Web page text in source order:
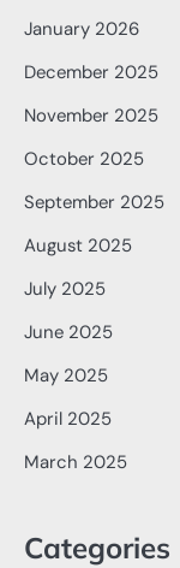
January 2026
December 2025
November 2025
October 2025
September 2025
August 2025
July 2025
June 2025
May 2025
April 2025
March 2025
Categories